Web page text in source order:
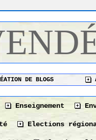
DE BLOGS
Enseignement
Elections